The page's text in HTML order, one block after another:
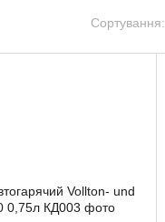
Сортування: